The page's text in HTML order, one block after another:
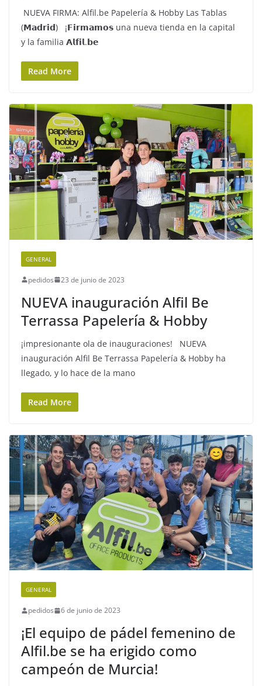
NUEVA FIRMA: Alfil.be Papelería & Hobby Las Tablas
(𝗠𝗮𝗱𝗿𝗶𝗱) ¡𝗙𝗶𝗿𝗺𝗮𝗺𝗼𝘀 una nueva tienda en la capital
y la familia 𝗔𝗹𝗳𝗶𝗹.𝗯𝗲
Read More
GENERAL
pedidos 23 de junio de 2023
NUEVA inauguración Alfil Be
Terrassa Papelería & Hobby
¡impresionante ola de inauguraciones! NUEVA
inauguración Alfil Be Terrassa Papelería & Hobby ha
llegado, y lo hace de la mano
Read More
GENERAL
pedidos 6 de junio de 2023
¡El equipo de pádel femenino de
Alfil.be se ha erigido como
campeón de Murcia!